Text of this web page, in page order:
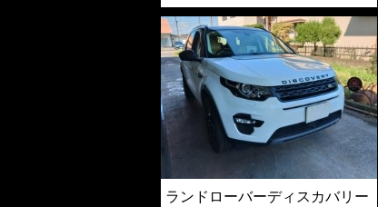
ランドローバーディスカバリー